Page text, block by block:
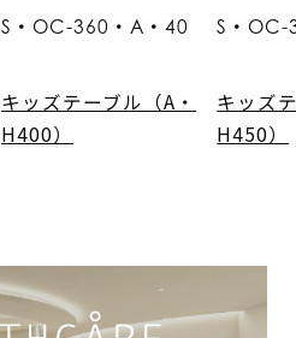
S・OC-360・A・40
キッズテーブル（A・
H400）
S・OC-
キッズ
H450）